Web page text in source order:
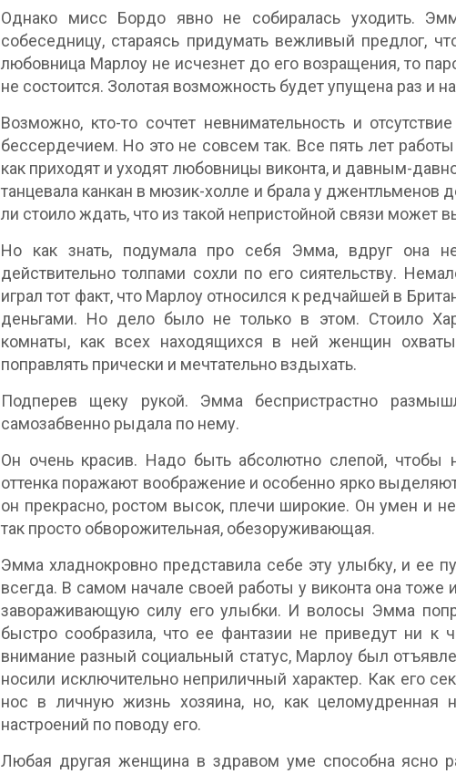
Однако мисс Бордо явно не собиралась уходить.
собеседницу, стараясь придумать вежливый предлог,
любовница Марлоу не исчезнет до его возращения, то
не состоится. Золотая возможность будет упущена раз и
Возможно, кто-то сочтет невнимательность и
бессердечием. Но это не совсем так. Все пять лет
как приходят и уходят любовницы виконта, и давным-
танцевала канкан в мюзик-холле и брала у джентльменов
ли стоило ждать, что из такой непристойной связи может
Но как знать, подумала про себя Эмма, вдруг она
действительно толпами сохли по его сиятельству.
играл тот факт, что Марлоу относился к редчайшей в
деньгами. Но дело было не только в этом. Стоило
комнаты, как всех находящихся в ней женщин
поправлять прически и мечтательно вздыхать.
Подперев щеку рукой. Эмма беспристрастно
самозабвенно рыдала по нему.
Он очень красив. Надо быть абсолютно слепой, чтобы
оттенка поражают воображение и особенно ярко
он прекрасно, ростом высок, плечи широкие. Он умен и
так просто обворожительная, обезоруживающая.
Эмма хладнокровно представила себе эту улыбку, и ее
всегда. В самом начале своей работы у виконта она
завораживающую силу его улыбки. И волосы Эмма
быстро сообразила, что ее фантазии не приведут ни
внимание разный социальный статус, Марлоу был
носили исключительно неприличный характер. Как его
нос в личную жизнь хозяина, но, как целомудренная
настроений по поводу его.
Любая другая женщина в здравом уме способна ясно